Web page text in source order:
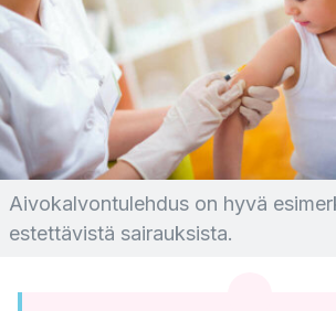
Aivokalvontulehdus on hyvä
estettävistä sairauksista.